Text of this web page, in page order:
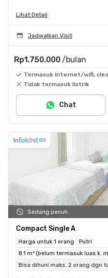
Lihat Detail
Jadwalkan Visit
Rp1.750.000 /bulan
Termasuk internet/wifi,
Tidak termasuk listrik
Chat
Sedang penuh
Compact Single A
Harga untuk 1 orang
Putri
8.1 m² (belum termasuk luas k.
Bisa dihuni maks. 2 orang dgn